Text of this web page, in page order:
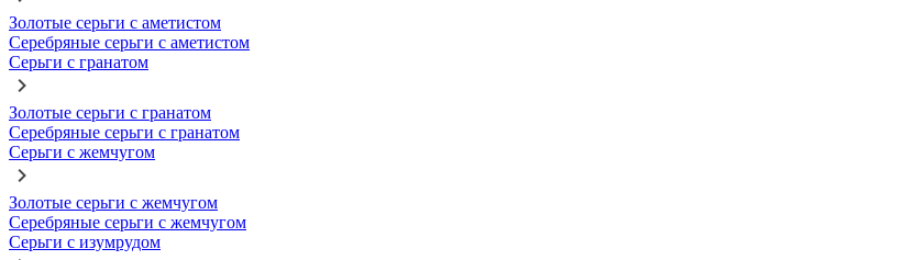
Золотые серьги с аметистом
Серебряные серьги с аметистом
Серьги с гранатом
Золотые серьги с гранатом
Серебряные серьги с гранатом
Серьги с жемчугом
Золотые серьги с жемчугом
Серебряные серьги с жемчугом
Серьги с изумрудом